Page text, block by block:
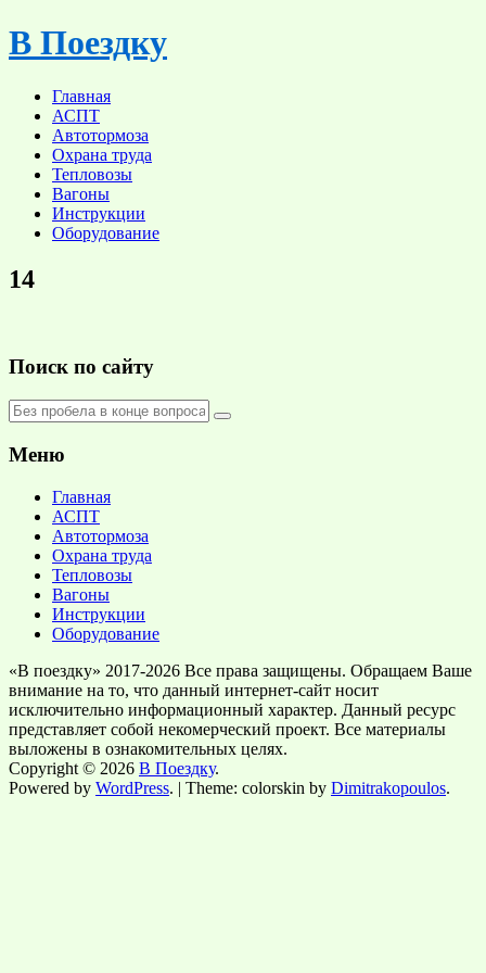
Skip
to
В Поездку
Главная
АСПТ
Автотормоза
Охрана труда
Тепловозы
Вагоны
Инструкции
Оборудование
14
Поиск по сайту
Меню
Главная
АСПТ
Автотормоза
Охрана труда
Тепловозы
Вагоны
Инструкции
Оборудование
«В поездку» 2017-2026 Все права защищены. Обращаем Ваше
внимание на то, что данный интернет-сайт носит
исключительно информационный характер. Данный ресурс
представляет собой некомерческий проект. Все материалы
выложены в ознакомительных целях.
Copyright © 2026 В Поездку.
Powered by WordPress. | Theme: colorskin by Dimitrakopoulos.